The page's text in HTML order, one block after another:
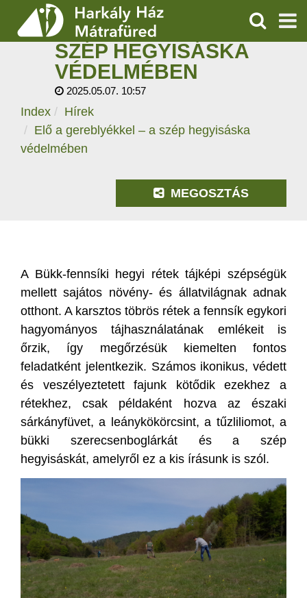
SZOLGÁLTATÁSOK
PROGRAMOK
HÍREK
KERESÉS
ELŐ A
GEREBLYÉKKEL – A
SZÉP HEGYISÁSKA
VÉDELMÉBEN
2025.05.07. 10:57
Index
Hírek
Elő a gereblyékkel – a szép hegyisáska
védelmében
MEGOSZTÁS
A Bükk-fennsíki hegyi rétek tájképi szépségük
mellett sajátos növény- és állatvilágnak adnak
otthont. A karsztos töbrös rétek a fennsík egykori
hagyományos tájhasználatának emlékeit is
őrzik, így megőrzésük kiemelten fontos
feladatként jelentkezik. Számos ikonikus, védett
és veszélyeztetett fajunk kötődik ezekhez a
rétekhez, csak példaként hozva az északi
sárkányfüvet, a leánykökörcsint, a tűzliliomot, a
bükki szerecsenboglárkát és a szép
hegyisáskát, amelyről ez a kis írásunk is szól.